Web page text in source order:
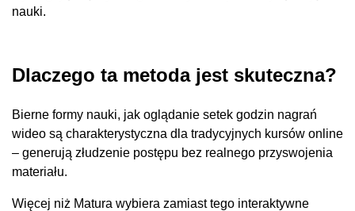
nauki.
Dlaczego ta metoda jest skuteczna?
Bierne formy nauki, jak oglądanie setek godzin nagrań
wideo są charakterystyczna dla tradycyjnych kursów online
– generują złudzenie postępu bez realnego przyswojenia
materiału.
Więcej niż Matura wybiera zamiast tego interaktywne